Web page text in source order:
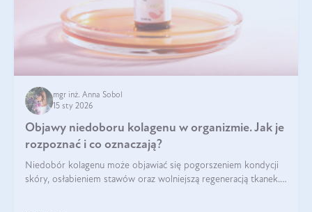
mgr inż. Anna Sobol
15 sty 2026
Objawy niedoboru kolagenu w organizmie. Jak je
rozpoznać i co oznaczają?
Niedobór kolagenu może objawiać się pogorszeniem kondycji
skóry, osłabieniem stawów oraz wolniejszą regeneracją tkanek.